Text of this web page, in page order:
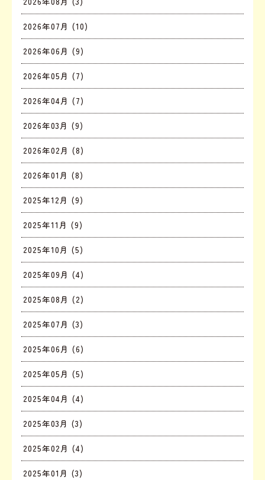
2026年07月 (10)
2026年06月 (9)
2026年05月 (7)
2026年04月 (7)
2026年03月 (9)
2026年02月 (8)
2026年01月 (8)
2025年12月 (9)
2025年11月 (9)
2025年10月 (5)
2025年09月 (4)
2025年08月 (2)
2025年07月 (3)
2025年06月 (6)
2025年05月 (5)
2025年04月 (4)
2025年03月 (3)
2025年02月 (4)
2025年01月 (3)